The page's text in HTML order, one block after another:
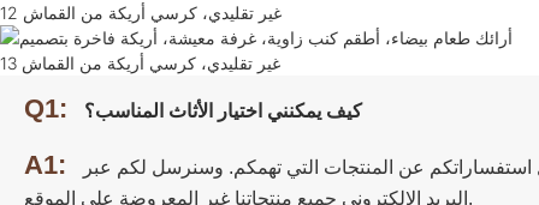
Q1: كيف يمكنني اختيار الأثاث المناسب؟
A1:
استفساراتكم عن المنتجات التي تهمكم. وسنرسل لكم عبر
البريد الإلكتروني جميع منتجاتنا غير المعروضة على الموقع.